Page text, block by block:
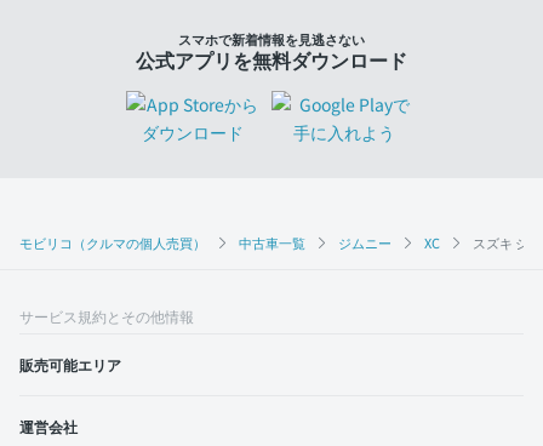
モビリコ（クルマの個人売買） 中古車一覧 ジムニー XC スズキ ジ
スマホで新着情報を見逃さない
公式アプリを無料ダウンロード
サービス規約とその他情報
販売可能エリア
運営会社